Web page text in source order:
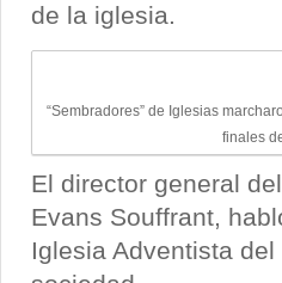
de la iglesia.
“Sembradores” de Iglesias
finales
El director general
Evans Souffrant,
Iglesia Adventista